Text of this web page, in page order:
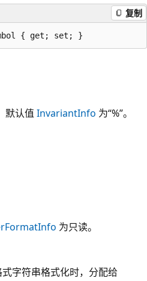
复制
{ get; set; }
默认值 InvariantInfo 为“%”。
为只读。
式字符串格式化时，分配给